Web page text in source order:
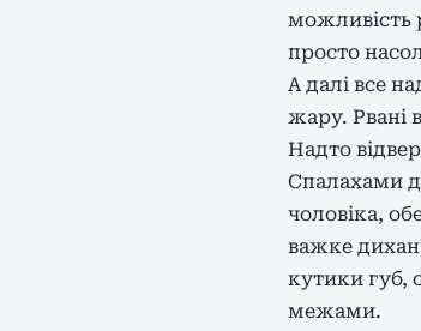
можливість
просто
А далі все
жару. Рвані
Надто
Спалахами
чоловіка,
важке
кутики губ,
межами.